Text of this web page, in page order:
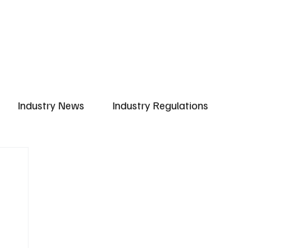
Industry News Industry Regulations